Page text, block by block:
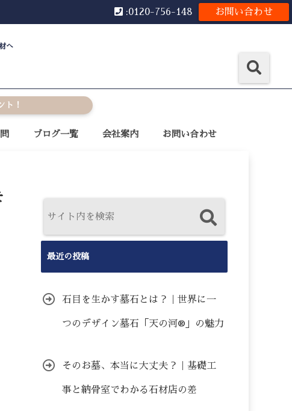
お問い合わせ
:0120-756-148
へ
ト！
ブログ一覧 会社案内 お問い合わせ
最近の投稿
石目を生かす墓石とは？｜世界に一
つのデザイン墓石「天の河®」の魅力
そのお墓、本当に大丈夫？｜基礎工
事と納骨室でわかる石材店の差